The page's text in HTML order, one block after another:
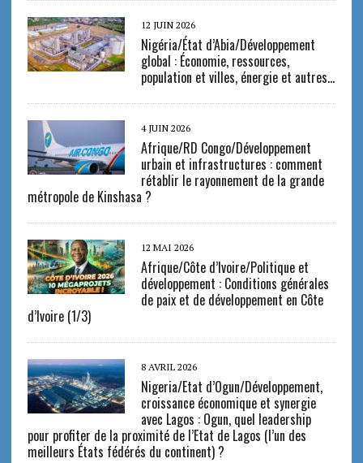
12 JUIN 2026
Nigéria/État d’Abia/Développement
global : Économie, ressources,
population et villes, énergie et autres…
4 JUIN 2026
Afrique/RD Congo/Développement
urbain et infrastructures : comment
rétablir le rayonnement de la grande
métropole de Kinshasa ?
12 MAI 2026
Afrique/Côte d’Ivoire/Politique et
développement : Conditions générales
de paix et de développement en Côte
d’Ivoire (1/3)
8 AVRIL 2026
Nigeria/Etat d’Ogun/Développement,
croissance économique et synergie
avec Lagos : Ogun, quel leadership
pour profiter de la proximité de l’Etat de Lagos (l’un des
meilleurs États fédérés du continent) ?